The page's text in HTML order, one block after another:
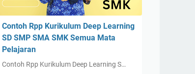
Contoh Rpp Kurikulum Deep Learning
SD SMP SMA SMK Semua Mata
Pelajaran
Contoh Rpp Kurikulum Deep Learning S…